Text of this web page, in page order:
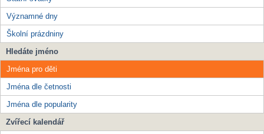
Významné dny
Školní prázdniny
Hledáte jméno
Jména pro děti
Jména dle četnosti
Jména dle popularity
Zvířecí kalendář